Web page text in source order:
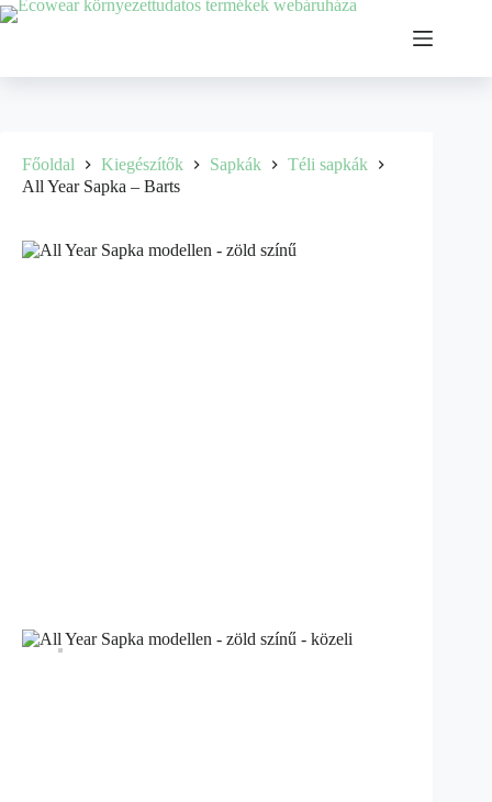
Főoldal Kiegészítők Sapkák
Téli sapkák
All Year Sapka – Barts